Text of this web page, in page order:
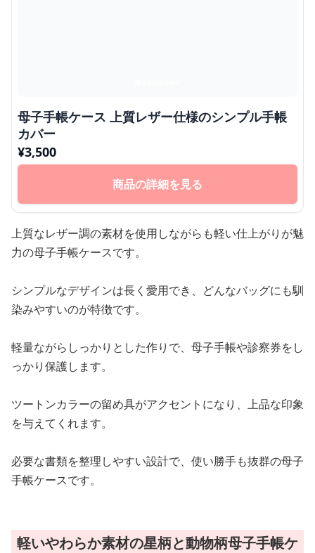
母子手帳ケース 上質レザー仕様のシンプル手帳
カバー
¥3,500
商品の詳細を見る
上質なレザー調の素材を使用しながらも軽い仕上がりが魅
力の母子手帳ケースです。
シンプルなデザインは長く愛用でき、どんなバッグにも馴
染みやすいのが特徴です。
軽量ながらしっかりとした作りで、母子手帳や診察券をし
っかり保護します。
ツートンカラーの留め具がアクセントになり、上品な印象
を与えてくれます。
必要な書類を整理しやすい設計で、使い勝手も抜群の母子
手帳ケースです。
軽いやわらか素材の星柄と動物柄母子手帳ケ